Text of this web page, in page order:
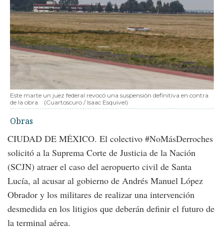
Este marte un juez federal revocó una suspensión definitiva en contra
de la obra.
(Cuartoscuro / Isaac Esquivel)
Obras
CIUDAD DE MÉXICO. El colectivo #NoMásDerroches
solicitó a la Suprema Corte de Justicia de la Nación
(SCJN) atraer el caso del aeropuerto civil de Santa
Lucía, al acusar al gobierno de Andrés Manuel López
Obrador y los militares de realizar una intervención
desmedida en los litigios que deberán definir el futuro de
la terminal aérea.